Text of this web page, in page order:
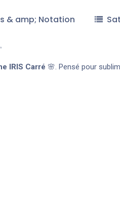
& amp; Notation
IRIS Carré 🌸. Pensé pour